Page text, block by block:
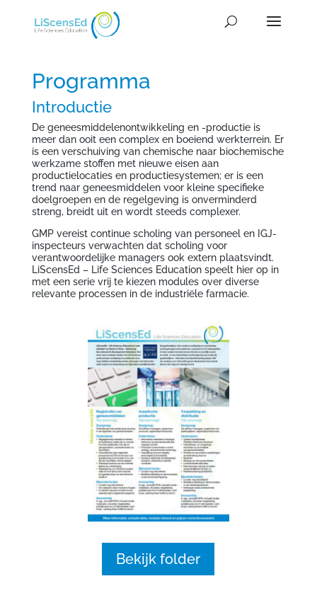
Programma
Introductie
De geneesmiddelenontwikkeling en -productie is
meer dan ooit een complex en boeiend werkterrein. Er
is een verschuiving van chemische naar biochemische
werkzame stoffen met nieuwe eisen aan
productielocaties en productiesystemen; er is een
trend naar geneesmiddelen voor kleine specifieke
doelgroepen en de regelgeving is onverminderd
streng, breidt uit en wordt steeds complexer.
GMP vereist continue scholing van personeel en IGJ-
inspecteurs verwachten dat scholing voor
verantwoordelijke managers ook extern plaatsvindt.
LiScensEd – Life Sciences Education speelt hier op in
met een serie vrij te kiezen modules over diverse
relevante processen in de industriële farmacie.
Bekijk folder